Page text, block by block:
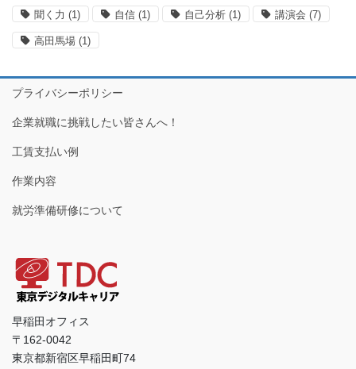
聞く力 (1) 自信 (1) 自己分析 (1) 講演会 (7)
高田馬場 (1)
プライバシーポリシー
企業就職に挑戦したい皆さんへ！
工賃支払い例
作業内容
就労準備研修について
早稲田オフィス
〒162-0042
東京都新宿区早稲田町74